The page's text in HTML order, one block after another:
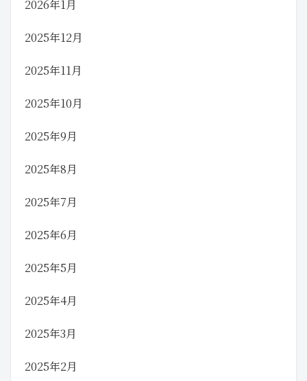
2026年1月
2025年12月
2025年11月
2025年10月
2025年9月
2025年8月
2025年7月
2025年6月
2025年5月
2025年4月
2025年3月
2025年2月